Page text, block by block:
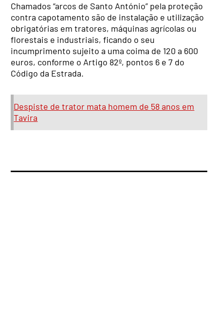
Chamados “arcos de Santo António” pela proteção
contra capotamento são de instalação e utilização
obrigatórias em tratores, máquinas agrícolas ou
florestais e industriais, ficando o seu
incumprimento sujeito a uma coima de 120 a 600
euros, conforme o Artigo 82º, pontos 6 e 7 do
Código da Estrada.
Despiste de trator mata homem de 58 anos em
Tavira